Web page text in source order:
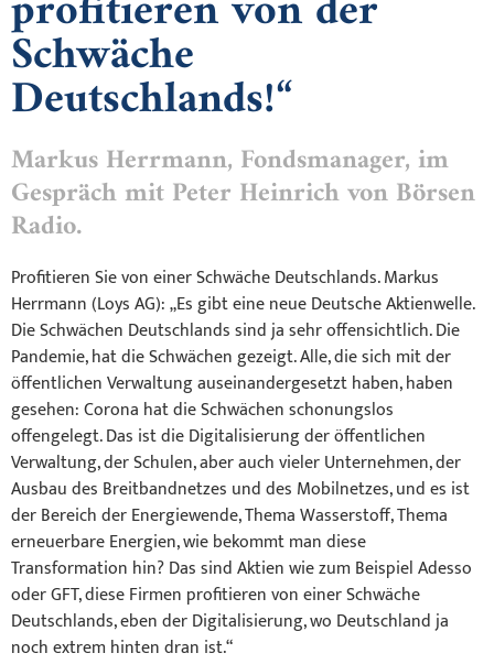
Schwäche
Deutschlands!“
Markus Herrmann, Fondsmanager, im
Gespräch mit Peter Heinrich von Börsen
Radio.
Profitieren Sie von einer Schwäche Deutschlands. Markus
Herrmann (Loys AG): „Es gibt eine neue Deutsche Aktienwelle.
Die Schwächen Deutschlands sind ja sehr offensichtlich. Die
Pandemie, hat die Schwächen gezeigt. Alle, die sich mit der
öffentlichen Verwaltung auseinandergesetzt haben, haben
gesehen: Corona hat die Schwächen schonungslos
offengelegt. Das ist die Digitalisierung der öffentlichen
Verwaltung, der Schulen, aber auch vieler Unternehmen, der
Ausbau des Breitbandnetzes und des Mobilnetzes, und es ist
der Bereich der Energiewende, Thema Wasserstoff, Thema
erneuerbare Energien, wie bekommt man diese
Transformation hin? Das sind Aktien wie zum Beispiel Adesso
oder GFT, diese Firmen profitieren von einer Schwäche
Deutschlands, eben der Digitalisierung, wo Deutschland ja
noch extrem hinten dran ist.“